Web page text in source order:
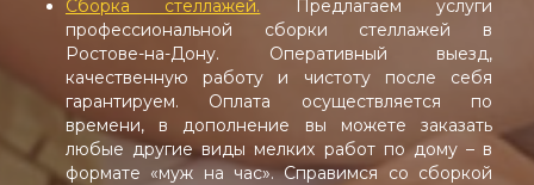
Сборка стеллажей. Предлагаем услуги
профессиональной сборки стеллажей в
Ростове-на-Дону. Оперативный выезд,
качественную работу и чистоту после себя
гарантируем. Оплата осуществляется по
времени, в дополнение вы можете заказать
любые другие виды мелких работ по дому – в
формате «муж на час». Справимся со сборкой